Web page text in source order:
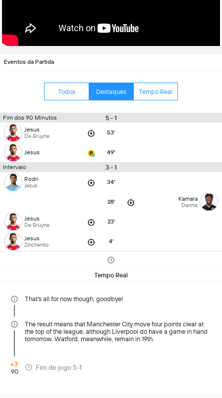
Eventos da Partida
Todos Destaques Tempo Real
Fim dos 90 Minutos 5 - 1
Jesus
De Bruyne 53'
Jesus 49'
Intervalo 3 - 1
Rodri
Jesus 34'
28' Kamara
Dennis
Jesus
De Bruyne 23'
Jesus
Zinchenko 4'
Tempo Real
That's all for now though, goodbye!
The result means that Manchester City move four points clear at
the top of the league, although Liverpool do have a game in hand
tomorrow. Watford, meanwhile, remain in 19th.
+3'
90
Fim de jogo 5-1